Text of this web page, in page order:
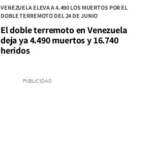
VENEZUELA ELEVA A 4.490 LOS MUERTOS POR EL
DOBLE TERREMOTO DEL 24 DE JUNIO
El doble terremoto en Venezuela
deja ya 4.490 muertos y 16.740
heridos